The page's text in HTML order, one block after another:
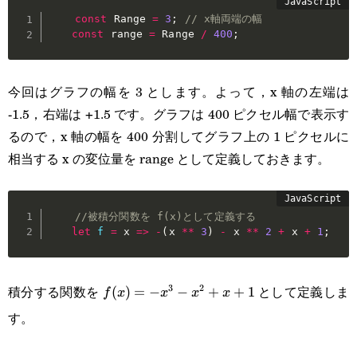
const Range = 3 ;
// x軸両端の幅
const range = Range / 400 ;
今回はグラフの幅を 3 とします。よって，x 軸の左端は
-1.5，右端は +1.5 です。グラフは 400 ピクセル幅で表示す
るので，x 軸の幅を 400 分割してグラフ上の 1 ピクセルに
相当する x の変位量を range として定義しておきます。
//被積分関数を f(x)として定義する
let
f = x => - ( x ** 3 ) - x ** 2 + x + 1 ;
積分する関数を f(x)=-
f(x) = −x3 − x2 + x + 1 として定義しま
す。